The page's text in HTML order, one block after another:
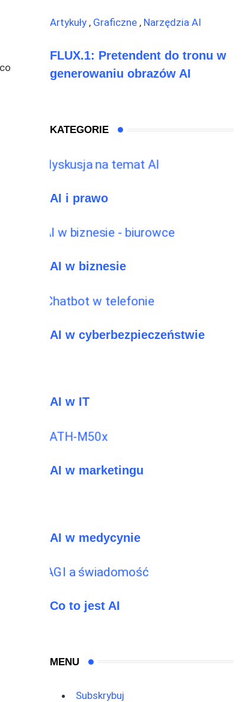
Artykuły , Graficzne , Narzędzia AI
FLUX.1: Pretendent do tronu w
generowaniu obrazów AI
KATEGORIE
AI i prawo
AI w biznesie
AI w cyberbezpieczeństwie
AI w IT
AI w marketingu
AI w medycynie
Co to jest AI
MENU
Subskrybuj